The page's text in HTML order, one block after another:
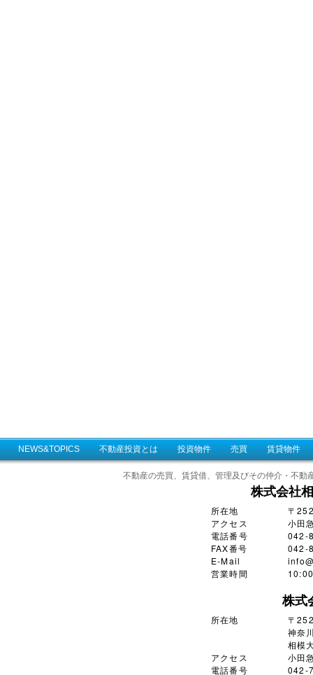
NEWS&TOPICS 不動産投資とは 投資物件 売買 賃貸物件
不動産の売買、賃貸借、管理及びその仲介・不
株式会社
所在地
〒
アクセス
小田
電話番号
042-
FAX番号
042-
E-Mail
営業時間
株式
所在地
〒
神奈
相模
アクセス
小田
電話番号
042-